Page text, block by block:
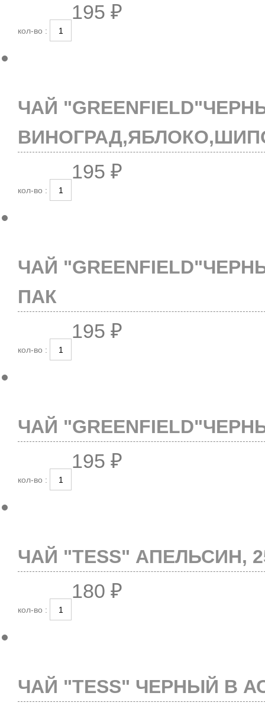
195 ₽
кол-во :
ЧАЙ
195 ₽
кол-во :
ЧАЙ
ПАК
195 ₽
кол-во :
ЧАЙ
195 ₽
кол-во :
ЧАЙ "TESS" АПЕЛЬСИН,
180 ₽
кол-во :
ЧАЙ "TESS" ЧЕРНЫЙ В